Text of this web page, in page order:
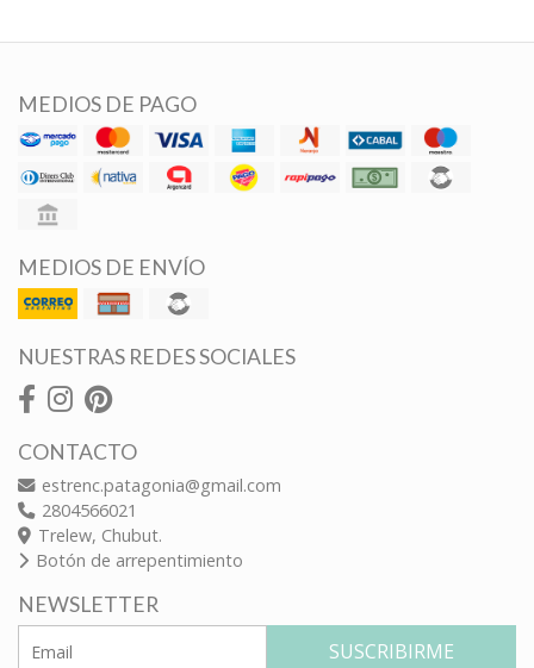
MEDIOS DE PAGO
MEDIOS DE ENVÍO
NUESTRAS REDES SOCIALES
CONTACTO
estrenc.patagonia@gmail.com
2804566021
Trelew, Chubut.
Botón de arrepentimiento
NEWSLETTER
SUSCRIBIRME